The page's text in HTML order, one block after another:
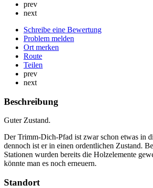
prev
next
Schreibe eine Bewertung
Problem melden
Ort merken
Route
Teilen
prev
next
Beschreibung
Guter Zustand.
Der Trimm-Dich-Pfad ist zwar schon etwas in
dennoch ist er in einen ordentlichen Zustand.
Stationen wurden bereits die Holzelemente
könnte man es noch erneuern.
Standort